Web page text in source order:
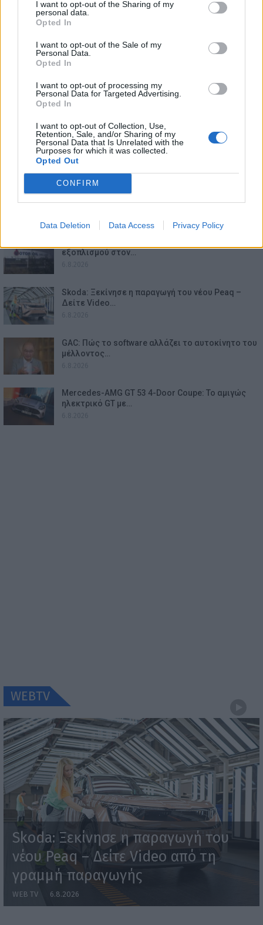
I want to opt-out of the Sharing of my
personal data.
Opted In
I want to opt-out of the Sale of my
Personal Data.
Opted In
I want to opt-out of processing my
Personal Data for Targeted Advertising.
Opted In
I want to opt-out of Collection, Use,
Retention, Sale, and/or Sharing of my
Personal Data that Is Unrelated with the
Purposes for which it was collected.
Opted Out
CONFIRM
Data Deletion Data Access Privacy Policy
ΕΠΙΚΑΙΡΟΤΗΤΑ
Ο Alain Favey αποκλειστικά στα Auto Express /
MotorOne: Το…
εξοπλισμού στον…
Skoda: Ξεκίνησε η παραγωγή του νέου Peaq –
Δείτε Video…
GAC: Πώς το software αλλάζει το αυτοκίνητο του
μέλλοντος…
Mercedes-AMG GT 53 4-Door Coupe: Το αμιγώς
ηλεκτρικό GT με…
WEBTV
Skoda: Ξεκίνησε η παραγωγή του
νέου Peaq – Δείτε Video από τη
γραμμή παραγωγής
WEB TV 6.8.2026